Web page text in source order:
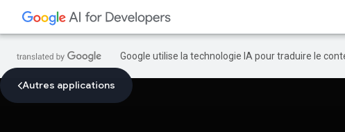
Google utilise la technologie IA pour traduire le
Autres applications